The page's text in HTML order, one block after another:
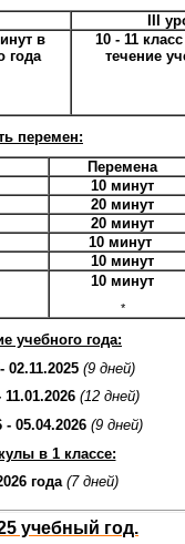
III
в
года
10 - 11 класс
течение
перемен:
Перемена
10 минут
20 минут
20 минут
10 минут
10 минут
10 минут
*
учебного года:
02.11.2025 (9 дней)
(12 дней)
05.04.2026 (9 дней)
в 1 классе:
года (7 дней)
учебный год.